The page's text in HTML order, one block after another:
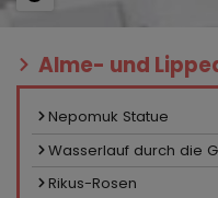
Alme- und
Nepomuk Statue
Wasserlauf durch die
Rikus-Rosen